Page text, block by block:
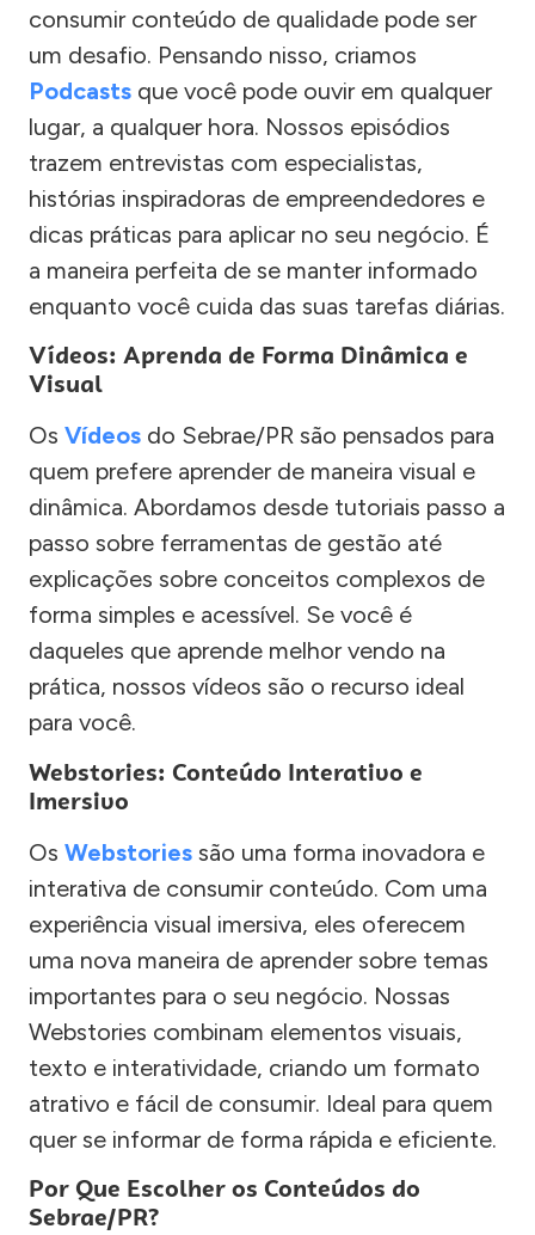
consumir conteúdo de qualidade pode ser
um desafio. Pensando nisso, criamos
Podcasts que você pode ouvir em qualquer
lugar, a qualquer hora. Nossos episódios
trazem entrevistas com especialistas,
histórias inspiradoras de empreendedores e
dicas práticas para aplicar no seu negócio. É
a maneira perfeita de se manter informado
enquanto você cuida das suas tarefas diárias.
Vídeos: Aprenda de Forma Dinâmica e
Visual
Os Vídeos do Sebrae/PR são pensados para
quem prefere aprender de maneira visual e
dinâmica. Abordamos desde tutoriais passo a
passo sobre ferramentas de gestão até
explicações sobre conceitos complexos de
forma simples e acessível. Se você é
daqueles que aprende melhor vendo na
prática, nossos vídeos são o recurso ideal
para você.
Webstories: Conteúdo Interativo e
Imersivo
Os Webstories são uma forma inovadora e
interativa de consumir conteúdo. Com uma
experiência visual imersiva, eles oferecem
uma nova maneira de aprender sobre temas
importantes para o seu negócio. Nossas
Webstories combinam elementos visuais,
texto e interatividade, criando um formato
atrativo e fácil de consumir. Ideal para quem
quer se informar de forma rápida e eficiente.
Por Que Escolher os Conteúdos do
Sebrae/PR?